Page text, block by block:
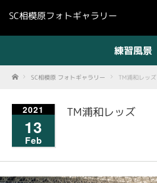
SC相模原フォトギャラリー
練習風景
Home SC相模原 フォトギャラリー TM浦和レッズ
2021
13
Feb
TM浦和レッズ